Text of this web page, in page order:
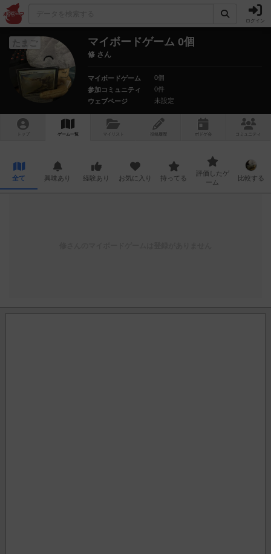
ログイン
たまご マイボードゲーム 0個
修 さん
マイボードゲーム
0個
参加コミュニティ
0件
ウェブページ
未設定
トップ ゲーム一覧 マイリスト 投稿履歴 ボ ドゲ コミュニティ
全て 興味あり 経験あり お気に入り 持ってる
評価したゲ
ーム
比較する